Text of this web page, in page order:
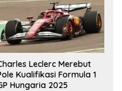
Leclerc Merebut
Kualifikasi Formula 1
Hungaria 2025